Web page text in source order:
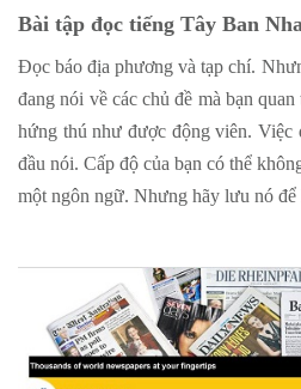
Bài tập đọc tiếng Tây Ban Nha
Đọc báo địa phương và tạp chí.
đang nói về các chủ đề mà bạn
hứng thú như được động viên. Việc
đầu nói. Cấp độ của bạn có thể
một ngôn ngữ. Nhưng hãy lưu nó để